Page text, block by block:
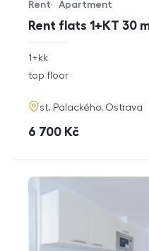
Rent flats 1+KT 30
Offer type
Rent
Property type
Apartment
rozměry
disposition
1+kk
funkce
top floor
adresa
st. Palackého, Ostrava
cena
6 700 Kč